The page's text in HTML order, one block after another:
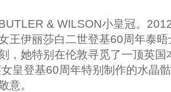
& WILSON小皇冠。
王伊丽莎白二世登基60周年泰
，她特别在伦敦寻觅了一顶英
皇登基60周年特别制作的水晶
意。